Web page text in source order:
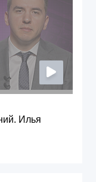
Илья